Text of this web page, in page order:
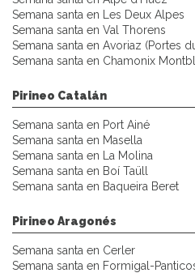
Semana santa en Les Deux Alpes
Semana santa en Val Thorens
Semana santa en Avoriaz (Portes
Semana santa en Chamonix
Pirineo Catalán
Semana santa en Port Ainé
Semana santa en Masella
Semana santa en La Molina
Semana santa en Boí Taüll
Semana santa en Baqueira Beret
Pirineo Aragonés
Semana santa en Cerler
Semana santa en Formigal-